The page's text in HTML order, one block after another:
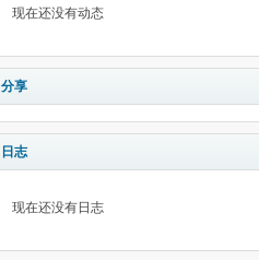
现在还没有动态
分享
日志
现在还没有日志